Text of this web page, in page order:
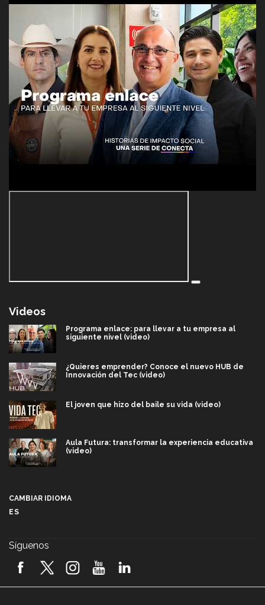
Videos
Programa enlace: para llevar a tu empresa al
siguiente nivel (video)
¿Quieres emprender? Conoce el nuevo HUB de
Innovación del Tec (video)
El joven que hizo del baile su vida (video)
Aula Futura: transformar la experiencia educativa
(video)
2026! (video)
CAMBIAR IDIOMA
ES
Síguenos